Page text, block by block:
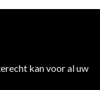
kan voor al uw